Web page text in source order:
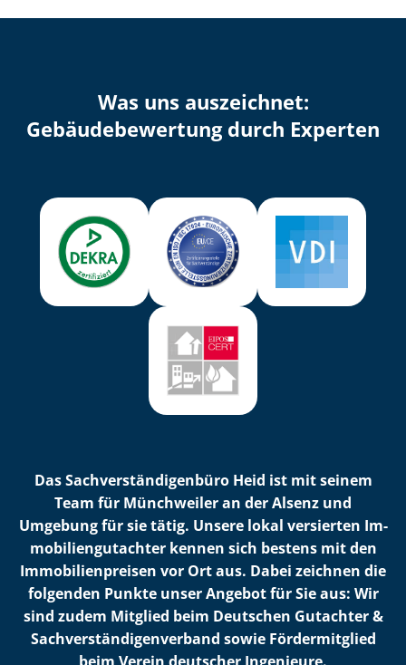
Was uns auszeichnet:
Ge­bäu­de­be­wer­tung durch Experten
Das Sach­ver­stän­di­gen­bü­ro Heid ist mit seinem
Team für Münchweiler an der Alsenz und
Umgebung für sie tätig. Unsere lokal versierten Im­
mo­bi­li­en­gut­ach­ter kennen sich bestens mit den
Im­mo­bi­li­en­prei­sen vor Ort aus. Dabei zeichnen die
folgenden Punkte unser Angebot für Sie aus: Wir
sind zudem Mitglied beim Deutschen Gutachter &
Sach­ver­stän­di­gen­ver­band sowie Fördermitglied